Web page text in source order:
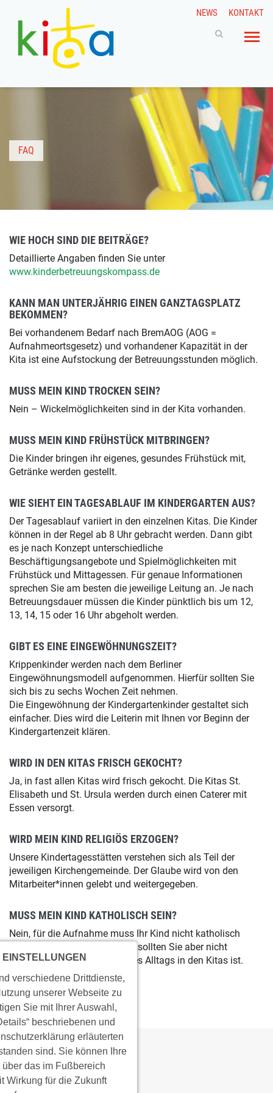
NEWS KONTAKT
FAQ
WIE HOCH SIND DIE BEITRÄGE?
Detaillierte Angaben finden Sie unter
www.kinderbetreuungskompass.de
KANN MAN UNTERJÄHRIG EINEN GANZTAGSPLATZ
BEKOMMEN?
Bei vorhandenem Bedarf nach BremAOG (AOG =
Aufnahmeortsgesetz) und vorhandener Kapazität in der
Kita ist eine Aufstockung der Betreuungsstunden möglich.
MUSS MEIN KIND TROCKEN SEIN?
Nein – Wickelmöglichkeiten sind in der Kita vorhanden.
MUSS MEIN KIND FRÜHSTÜCK MITBRINGEN?
Die Kinder bringen ihr eigenes, gesundes Frühstück mit,
Getränke werden gestellt.
WIE SIEHT EIN TAGESABLAUF IM KINDERGARTEN AUS?
Der Tagesablauf variiert in den einzelnen Kitas. Die Kinder
können in der Regel ab 8 Uhr gebracht werden. Dann gibt
es je nach Konzept unterschiedliche
Beschäftigungsangebote und Spielmöglichkeiten mit
Frühstück und Mittagessen. Für genaue Informationen
sprechen Sie am besten die jeweilige Leitung an. Je nach
Betreuungsdauer müssen die Kinder pünktlich bis um 12,
13, 14, 15 oder 16 Uhr abgeholt werden.
GIBT ES EINE EINGEWÖHNUNGSZEIT?
Krippenkinder werden nach dem Berliner
Eingewöhnungsmodell aufgenommen. Hierfür sollten Sie
sich bis zu sechs Wochen Zeit nehmen.
Die Eingewöhnung der Kindergartenkinder gestaltet sich
einfacher. Dies wird die Leiterin mit Ihnen vor Beginn der
Kindergartenzeit klären.
WIRD IN DEN KITAS FRISCH GEKOCHT?
Ja, in fast allen Kitas wird frisch gekocht. Die Kitas St.
Elisabeth und St. Ursula werden durch einen Caterer mit
Essen versorgt.
WIRD MEIN KIND RELIGIÖS ERZOGEN?
Unsere Kindertagesstätten verstehen sich als Teil der
jeweiligen Kirchengemeinde. Der Glaube wird von den
Mitarbeiter*innen gelebt und weitergegeben.
MUSS MEIN KIND KATHOLISCH SEIN?
Nein, für die Aufnahme muss Ihr Kind nicht katholisch
sein. Der religiösen Erziehung sollten Sie aber nicht
entgegenstehen, da sie Teil des Alltags in den Kitas ist.
KONTAKT
verschiedene Drittdienste,
unserer Webseite zu
Sie mit Ihrer Auswahl,
beschriebenen und
erläuterten
sind. Sie können Ihre
das im Fußbereich
Wirkung für die Zukunft